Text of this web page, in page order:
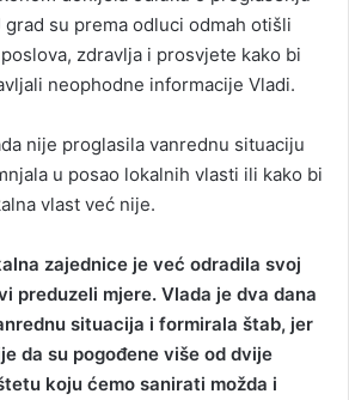
su prema odluci odmah otišli
zdravlja i prosvjete kako bi
neophodne informacije Vladi.
nije proglasila vanrednu situaciju
u posao lokalnih vlasti ili kako bi
vlast već nije.
zajednice je već odradila svoj
preduzeli mjere. Vlada je dva dana
situacija i formirala štab, jer
da su pogođene više od dvije
koju ćemo sanirati možda i